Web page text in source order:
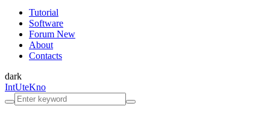
Tutorial
Software
Forum New
About
Contacts
dark
IntUteKno